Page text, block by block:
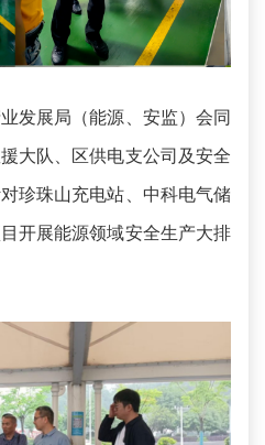
展局（能源、安监）会同
大队、区供电支公司及安全
珍珠山充电站、中科电气储
开展能源领域安全生产大排